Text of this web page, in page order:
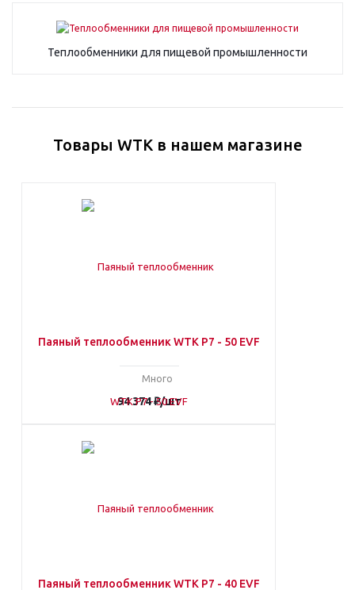
Теплообменники для пищевой промышленности
Товары WTK в нашем магазине
Паяный теплообменник WTK P7 - 50 EVF
Много
94 374₽/шт
Паяный теплообменник WTK P7 - 40 EVF